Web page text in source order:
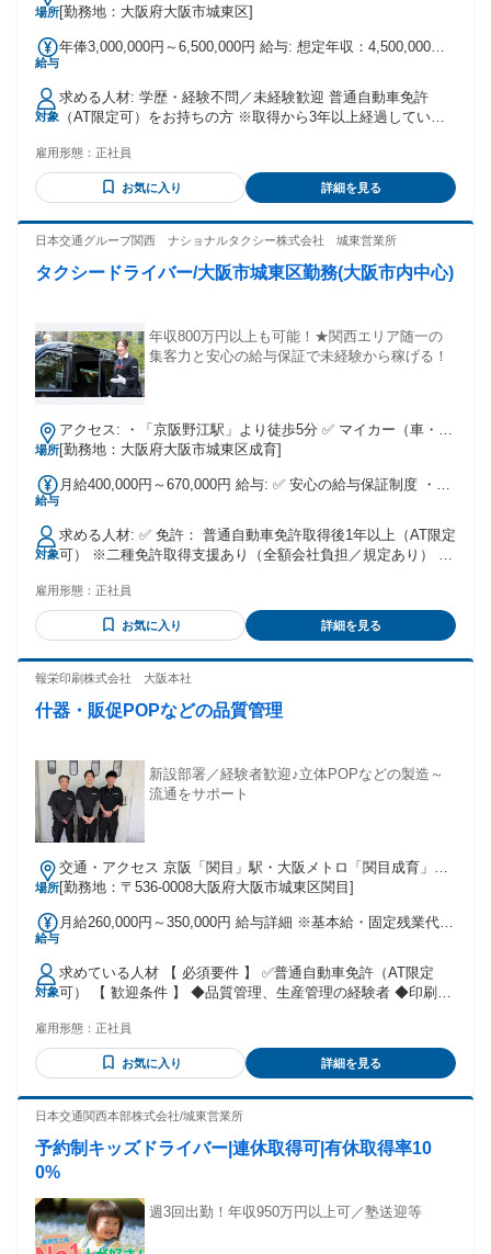
場所イク・車通勤可
[勤務地：大阪府大阪市城東区]
給与
年俸3,000,000円～6,500,000円 給与: 想定年収：4,500,000円
対象
求める人材: 学歴・経験不問／未経験歓迎 普通自動車免許
（AT限定可）をお持ちの方 ※取得から3年以上経過している
・輸送・配送の経験がある方（即戦力！） トラックドライバ
ー、宅配便、軽貨物配送、バス運転手、新聞配達など 「運転
のプロ」としての集中力や地理の知識がそのまま活かせま
業員、大工、設備点検、自動車整備士など コツコツ取り組む
販売、営業の経験がある方 飲食店（ホール・店長）、アパレ
です。 ・デスクワークや公務に就いていた方 事務、ITエンジ
ニア、営業職、警察官、消防士、自衛官など 丁寧な対応や規
則を守る誠実さが、お客様からの信頼に直結します。
雇用形態： 正社員
お気に入り 詳細を見る
日本交通グループ関西 ナショナルタクシー株式会社 城東営業所
タクシードライバー/大阪市城東区勤務(大阪市内中心)
年収800万円以上も可能！★関西エリア随一の
集客力と安心の給与保証で未経験から稼げる！
場所
アクセス: ・「京阪野江駅」より徒歩5分 ✅ マイカー（車・バ
イク）通勤：可
[勤務地：大阪府大阪市城東区成育]
給与
月給400,000円～670,000円 給与: ✅ 安心の給与保証制度 ・未
証（規定あり） ※研修期間中も日当1万円+交通費を支給 ✅
想定月収：40万円～67万円以上 ・月給197,736円～+歩合給
※業界最高水準の歩合率（ノルマなし） ・平均月収は42.3万
円、最高月収は75万円！✨️ ✅ 賞与：年2回（6月・12月） ✅
能！✨️ 【年収例】 ・30歳（経験1年）：年収530万円 ・38歳
（経験2年）：年収792万円 ・46歳（経験4年）：年収800万円
対象
求める人材: ✅ 免許： 普通自動車免許取得後1年以上（AT限定
可） ※二種免許取得支援あり（全額会社負担／規定あり） ✅
65歳未満（定年年齢を上限として期間の定めのない雇用とし
て募集するため）
雇用形態： 正社員
お気に入り 詳細を見る
報栄印刷株式会社 大阪本社
什器・販促POPなどの品質管理
新設部署／経験者歓迎♪立体POPなどの製造～
流通をサポート
場所
交通・アクセス 京阪「関目」駅・大阪メトロ「関目成育」駅
～徒歩7分
[勤務地：〒536-0008大阪府大阪市城東区関目]
給与
月給260,000円～350,000円 給与詳細 ※基本給・固定残業代の
あたり3万円（固定残業時間：1ヶ月あたり20時間） 固定残業
時間を超えた勤務時間については別途残業代を支給する 【一
律手当】 全員に一律で支払われる通勤・皆勤・家族手当金
額：なし 全員に一律で支払われるその他手当金額：なし ＜給
間：1ヶ月あたり20時間） ※固定残業時間を超えた勤務時間
については、 別途残業代を支給します。 ※年齢・経験・前職
の給与を考慮 ★交通費規定支給（月2万円まで） ＜手当＞ 配
偶者手当：1万円 子供手当：子一人につき5000円
対象
求めている人材 【 必須要件 】 ✅普通自動車免許（AT限定
可） 【 歓迎条件 】 ◆品質管理、生産管理の経験者 ◆印刷物
める仕事に興味がある方 ◆動きのある仕事に取り組みたい方
雇用形態： 正社員
お気に入り 詳細を見る
日本交通関西本部株式会社/城東営業所
予約制キッズドライバー|連休取得可|有休取得率10
0%
週3回出勤！年収950万円以上可／塾送迎等